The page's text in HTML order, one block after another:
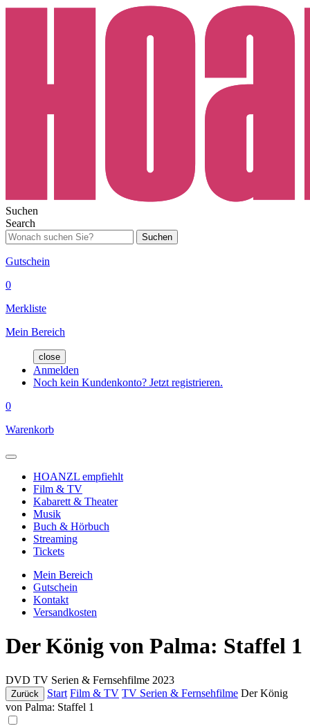
Suchen
Search
Suchen
Gutschein
0
Merkliste
Mein Bereich
close
Anmelden
Noch kein Kundenkonto? Jetzt registrieren.
0
Warenkorb
HOANZL empfiehlt
Film & TV
Kabarett & Theater
Musik
Buch & Hörbuch
Streaming
Tickets
Mein Bereich
Gutschein
Kontakt
Versandkosten
Der König von Palma: Staffel 1
DVD TV Serien & Fernsehfilme 2023
Zurück Start Film & TV TV Serien & Fernsehfilme Der König
von Palma: Staffel 1